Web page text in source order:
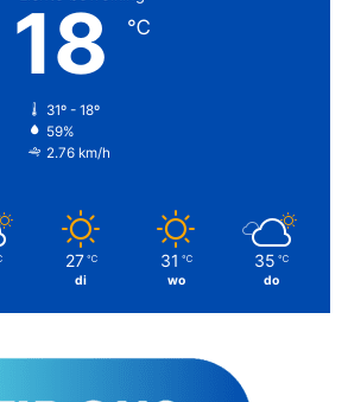
18 ℃
31º - 18º
59%
2.76 km/h
27 ℃
di
31 ℃
wo
35 ℃
do